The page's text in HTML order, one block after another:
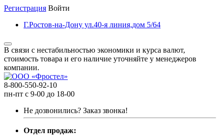
Регистрация Войти
Г.Ростов-на-Дону ул.40-я линия,дом 5/64
В связи с нестабильностью экономики и курса валют,
стоимость товара и его наличие уточняйте у менеджеров
компании.
8-800-550-92-10
пн-пт с 9-00 до 18-00
Не дозвонились? Заказ звонка!
Отдел продаж: